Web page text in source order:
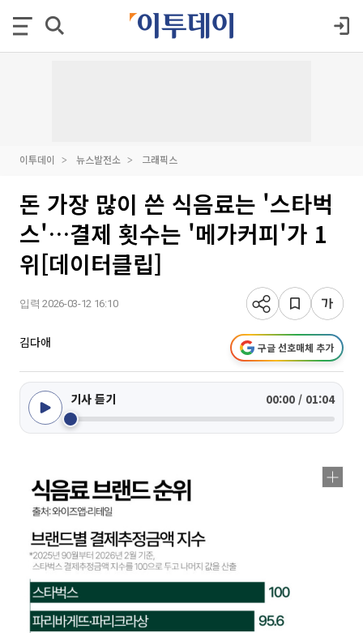
이투데이 뉴스발전소 그래픽스
돈 가장 많이 쓴 식음료는 '스타벅
스'…결제 횟수는 '메가커피'가 1
위[데이터클립]
입력 2026-03-12 16:10
김다애 구글 선호매체 추가
기사 듣기 00:00 / 01:04